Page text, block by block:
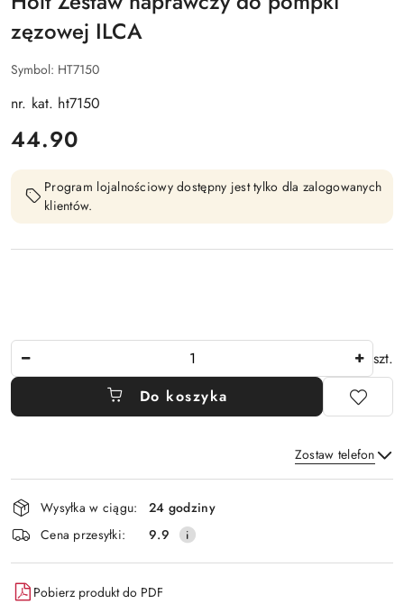
zęzowej ILCA
Symbol: HT7150
nr. kat. ht7150
cena:
44.90
Program lojalnościowy dostępny jest tylko dla zalogowanych
klientów.
szt.
Do koszyka
Zostaw telefon
Wyślij
Dostępność
i
dostawa
Wysyłka w ciągu:
24 godziny
Cena przesyłki:
9.9
Pobierz produkt do PDF